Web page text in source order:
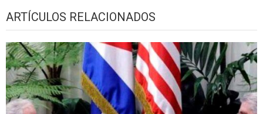
ARTÍCULOS RELACIONADOS